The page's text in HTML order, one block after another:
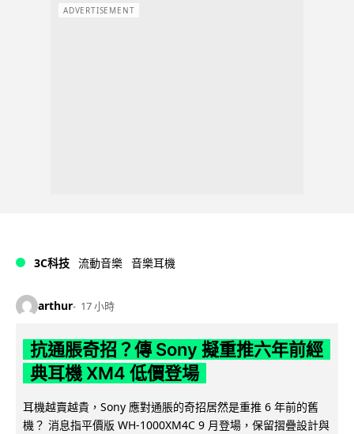
ADVERTISEMENT
3C科技 流動音樂 音樂耳機
arthur 17 小時
抗通脹奇招？傳 Sony 擬重推六年前經
典耳機 XM4 低價登場
耳機越賣越貴，Sony 應對通脹的奇招居然是重推 6 年前的舊
機？ 消息指平價版 WH-1000XM4C 9 月登場，保留摺疊設計與